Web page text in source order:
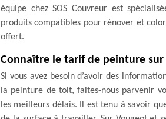
équipe chez SOS Couvreur est
produits compatibles pour rénover et
offert.
Connaître le tarif de peinture
Si vous avez besoin d’avoir des
la peinture de toit, faites-nous parvenir
les meilleurs délais. Il est tenu à savoir